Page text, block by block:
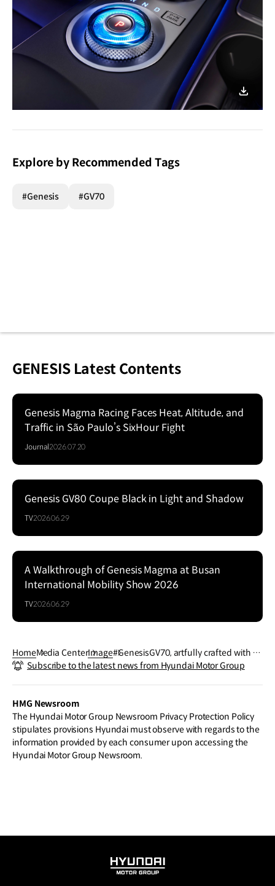
이미지
다운로드
Explore by Recommended Tags
#Genesis #GV70
GENESIS Latest Contents
Genesis Magma Racing Faces Heat, Altitude, and
Traffic in São Paulo’s SixHour Fight
Journal2026.07.20
Series
Genesis GV80 Coupe Black in Light and Shadow
TV2026.06.29
A Walkthrough of Genesis Magma at Busan
International Mobility Show 2026
TV2026.06.29
HomeMedia CenterImage#GenesisGV70, artfully crafted with dy
namic yet elegant details.
Subscribe to the latest news from Hyundai Motor Group
HMG Newsroom
The Hyundai Motor Group Newsroom Privacy Protection Policy
stipulates provisions Hyundai must observe with regards to the
information provided by each consumer upon accessing the
Hyundai Motor Group Newsroom.
HYUNDAI